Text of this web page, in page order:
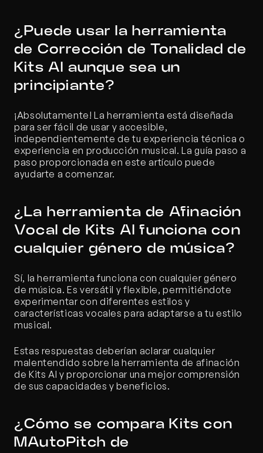
¿Puede usar la herramienta
de Corrección de Tonalidad de
Kits AI aunque sea un
principiante?
¡Absolutamente! La herramienta está diseñada
para ser fácil de usar y accesible,
independientemente de tu experiencia técnica o
experiencia en producción musical. La guía paso a
paso proporcionada en este artículo puede
ayudarte a comenzar.
¿La herramienta de Afinación
Vocal de Kits AI funciona con
cualquier género de música?
Sí, la herramienta funciona con cualquier género
de música. Es versátil y flexible, permitiéndote
experimentar con diferentes estilos y
características vocales para adaptarse a tu estilo
musical.
Estas respuestas deberían aclarar cualquier
malentendido sobre la herramienta de afinación
de Kits AI y proporcionar una mejor comprensión
de sus capacidades y beneficios.
¿Cómo se compara Kits con
MAutoPitch de